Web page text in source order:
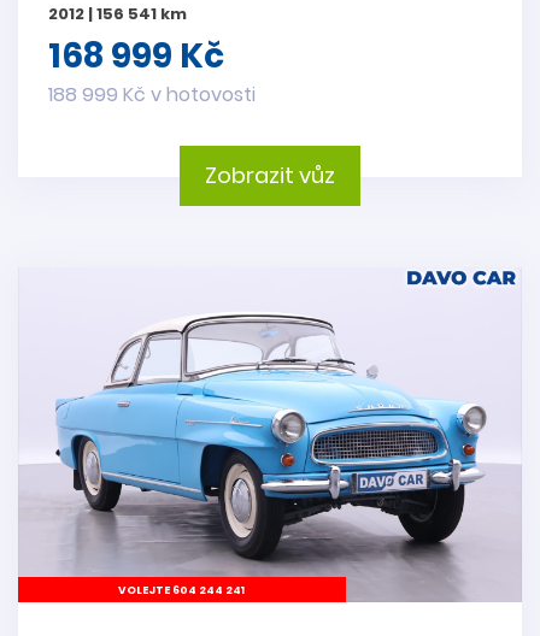
2012 | 156 541 km
168 999 Kč
188 999 Kč v hotovosti
Zobrazit vůz
VOLEJTE 604 244 241